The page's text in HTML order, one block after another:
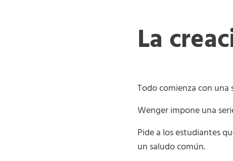
La
Todo comienza con
Wenger impone una
Pide a los estudiantes
un saludo común.